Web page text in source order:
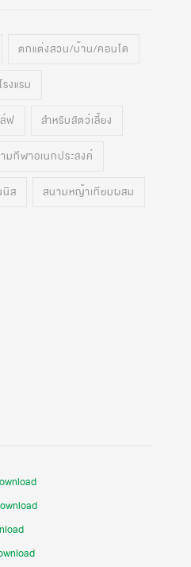
ตกแต่งสวน/บ้าน/คอนโด
งแรม
ฟ สำหรับสัตว์เลี้ยง
มกีฬาอเนกประสงค์
นิส สนามหญ้าเทียมผสม